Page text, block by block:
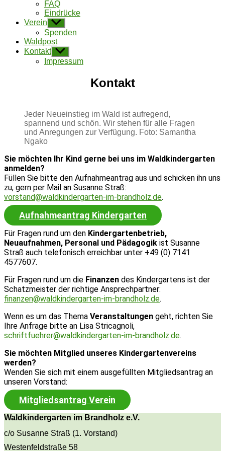
FAQ
Eindrücke
Verein Untermenü
anzeigen
Spenden
Waldpost
Kontakt Untermenü
anzeigen
Impressum
Kontakt
Jeder Neueinstieg im Wald ist aufregend,
spannend und schön. Wir stehen für alle Fragen
und Anregungen zur Verfügung. Foto: Samantha
Ngako
Sie möchten Ihr Kind gerne bei uns im Waldkindergarten
anmelden?
Füllen Sie bitte den Aufnahmeantrag aus und schicken ihn uns
zu, gern per Mail an Susanne Straß:
vorstand@waldkindergarten-im-brandholz.de.
Aufnahmeantrag Kindergarten
Für Fragen rund um den Kindergartenbetrieb,
Neuaufnahmen, Personal und Pädagogik ist Susanne
Straß auch telefonisch erreichbar unter +49 (0) 7141
4577607.
Für Fragen rund um die Finanzen des Kindergartens ist der
Schatzmeister der richtige Ansprechpartner:
finanzen@waldkindergarten-im-brandholz.de.
Wenn es um das Thema Veranstaltungen geht, richten Sie
Ihre Anfrage bitte an Lisa Stricagnoli,
schriftfuehrer@waldkindergarten-im-brandholz.de.
Sie möchten Mitglied unseres Kindergartenvereins
werden?
Wenden Sie sich mit einem ausgefüllten Mitgliedsantrag an
unseren Vorstand:
Mitgliedsantrag Verein
Waldkindergarten im Brandholz e.V.
c/o Susanne Straß (1. Vorstand)
Westenfeldstraße 58